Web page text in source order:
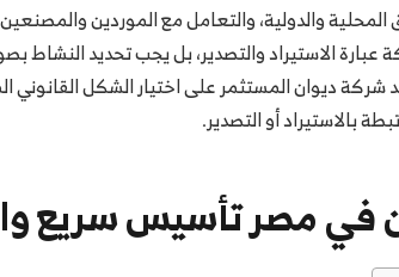
والدولية، والتعامل مع الموردين
عبارة الاستيراد والتصدير، بل يجب تحديد
ديوان المستثمر على اختيار الشكل
بالاستيراد أو التصدير.
في مصر تأسيس سريع